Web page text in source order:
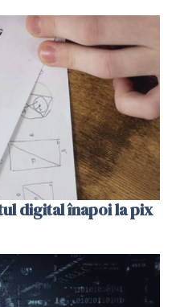
digital înapoi la pix